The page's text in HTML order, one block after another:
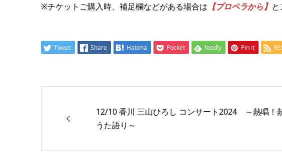
※チケットご購入時、補足欄などがある場合は 【プロペラから】 と
Tweet Share Hatena Pocket feedly Pin it
12/10 香川 三山ひろし コンサート2024 ～熱唱！
うた語り～